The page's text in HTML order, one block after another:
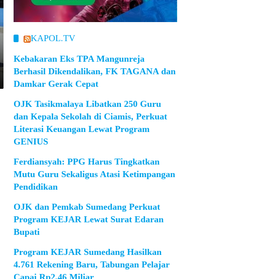
KAPOL.TV
Kebakaran Eks TPA Mangunreja
Berhasil Dikendalikan, FK TAGANA dan
Damkar Gerak Cepat
OJK Tasikmalaya Libatkan 250 Guru
dan Kepala Sekolah di Ciamis, Perkuat
Literasi Keuangan Lewat Program
GENIUS
Ferdiansyah: PPG Harus Tingkatkan
Mutu Guru Sekaligus Atasi Ketimpangan
Pendidikan
OJK dan Pemkab Sumedang Perkuat
Program KEJAR Lewat Surat Edaran
Bupati
Program KEJAR Sumedang Hasilkan
4.761 Rekening Baru, Tabungan Pelajar
Capai Rp2,46 Miliar